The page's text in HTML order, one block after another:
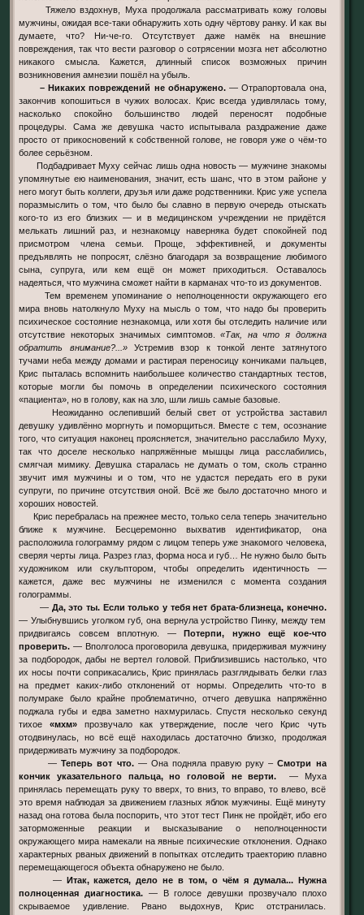
Тяжело вздохнув, Муха продолжала рассматривать кожу головы
мужчины, ожидая все-таки обнаружить хоть одну чёртову ранку. И как вы
думаете, что? Ни-че-го. Отсутствует даже намёк на внешние
повреждения, так что вести разговор о сотрясении мозга нет абсолютно
никакого смысла. Кажется, длинный список возможных причин
возникновения амнезии пошёл на убыль.
– Никаких повреждений не обнаружено.— Отрапортовала она,
закончив копошиться в чужих волосах. Крис всегда удивлялась тому,
насколько спокойно большинство людей переносят подобные
процедуры. Сама же девушка часто испытывала раздражение даже
просто от прикосновений к собственной голове, не говоря уже о чём-то
более серьёзном.
Подбадривает Муху сейчас лишь одна новость — мужчине знакомы
упомянутые ею наименования, значит, есть шанс, что в этом районе у
него могут быть коллеги, друзья или даже родственники. Крис уже успела
поразмыслить о том, что было бы славно в первую очередь отыскать
кого-то из его близких — и в медицинском учреждении не придётся
мелькать лишний раз, и незнакомцу наверняка будет спокойней под
присмотром члена семьи. Проще, эффективней, и документы
предъявлять не попросят, слёзно благодаря за возвращение любимого
сына, супруга, или кем ещё он может приходиться. Оставалось
надеяться, что мужчина сможет найти в карманах что-то из документов.
Тем временем упоминание о неполноценности окружающего его
мира вновь натолкнуло Муху на мысль о том, что надо бы проверить
психическое состояние незнакомца, или хотя бы отследить наличие или
отсутствие некоторых значимых симптомов.«Так, на что я должна
обратить внимание?...»Устремив взор к тонкой ленте затянутого
тучами неба между домами и растирая переносицу кончиками пальцев,
Крис пыталась вспомнить наибольшее количество стандартных тестов,
которые могли бы помочь в определении психического состояния
«пациента», но в голову, как на зло, шли лишь самые базовые.
Неожиданно ослепивший белый свет от устройства заставил
девушку удивлённо моргнуть и поморщиться. Вместе с тем, осознание
того, что ситуация наконец проясняется, значительно расслабило Муху,
так что доселе несколько напряжённые мышцы лица расслабились,
смягчая мимику. Девушка старалась не думать о том, сколь странно
звучит имя мужчины и о том, что не удастся передать его в руки
супруги, по причине отсутствия оной. Всё же было достаточно много и
хороших новостей.
Крис перебралась на прежнее место, только села теперь значительно
ближе к мужчине. Бесцеремонно выхватив идентификатор, она
расположила голограмму рядом с лицом теперь уже знакомого человека,
сверяя черты лица. Разрез глаз, форма носа и губ… Не нужно было быть
художником или скульптором, чтобы определить идентичность —
кажется, даже вес мужчины не изменился с момента создания
голограммы.
— Да, это ты. Если только у тебя нет брата-близнеца, конечно.
— Улыбнувшись уголком губ, она вернула устройство Пинку, между тем
придвигаясь совсем вплотную. —Потерпи, нужно ещё кое-что
проверить. — Вполголоса проговорила девушка, придерживая мужчину
за подбородок, дабы не вертел головой. Приблизившись настолько, что
их носы почти соприкасались, Крис принялась разглядывать белки глаз
на предмет каких-либо отклонений от нормы. Определить что-то в
полумраке было крайне проблематично, отчего девушка напряжённо
поджала губы и едва заметно нахмурилась. Спустя несколько секунд
тихое«мхм» прозвучало как утверждение, после чего Крис чуть
отодвинулась, но всё ещё находилась достаточно близко, продолжая
придерживать мужчину за подбородок.
—Теперь вот что.— Она подняла правую руку –Смотри на
кончик указательного пальца, но головой не верти. — Муха
принялась перемещать руку то вверх, то вниз, то вправо, то влево, всё
это время наблюдая за движением глазных яблок мужчины. Ещё минуту
назад она готова была поспорить, что этот тест Пинк не пройдёт, ибо его
заторможенные реакции и высказывание о неполноценности
окружающего мира намекали на явные психические отклонения. Однако
характерных рваных движений в попытках отследить траекторию плавно
перемещающегося объекта обнаружено не было.
— Итак, кажется, дело не в том, о чём я думала... Нужна
полноценная диагностика. — В голосе девушки прозвучало плохо
скрываемое удивление. Рвано выдохнув, Крис отстранилась.